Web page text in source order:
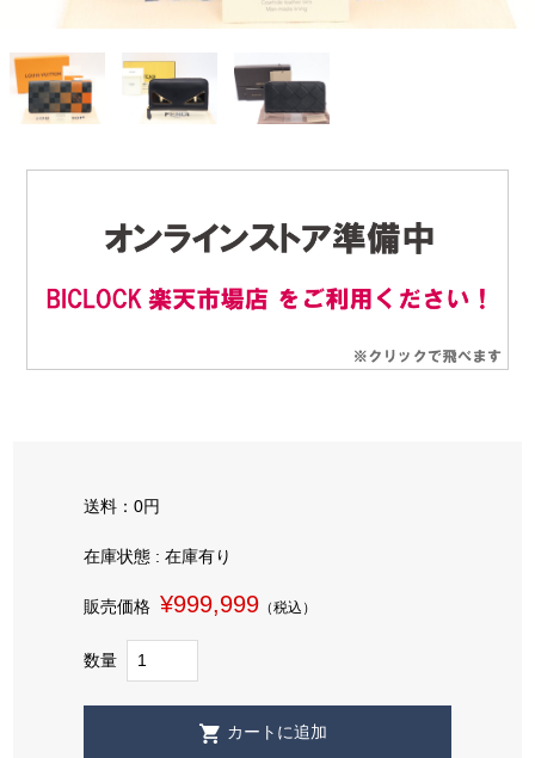
送料：0円
在庫状態 : 在庫有り
販売価格 ¥999,999（税込）
数量